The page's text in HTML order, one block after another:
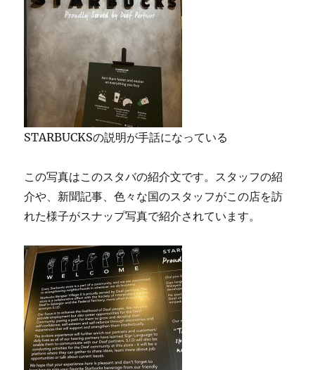
STARBUCKSの説明が手話になっている
この写真はこのスタバの紹介文です。スタッフの紹
介や、新聞記事、色々な国のスタッフがこの店を訪
れた様子がスナップ写真で紹介されています。